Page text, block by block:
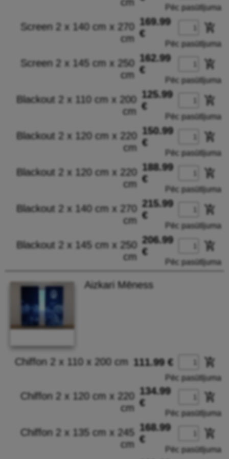
Pēc pasūtījuma
Screen 2 x 140 cm x 270
cm
169.99
€
add_shopping_cart
Pēc pasūtījuma
Screen 2 x 145 cm x 250
cm
162.99
€
add_shopping_cart
Pēc pasūtījuma
Blackout 2 x 110 cm x 200
cm
125.99
€
add_shopping_cart
Pēc pasūtījuma
Blackout 2 x 120 cm x 220
cm
150.99
€
add_shopping_cart
Pēc pasūtījuma
Blackout 2 x 120 cm x 220
cm
188.99
€
add_shopping_cart
Pēc pasūtījuma
Blackout 2 x 140 cm x 270
cm
215.99
€
add_shopping_cart
Pēc pasūtījuma
Blackout 2 x 145 cm x 250
cm
206.99
€
add_shopping_cart
Pēc pasūtījuma
Aizkari Mēness
Chiffon 2 x 110 x 200 cm 111.99 € add_shopping_cart
Pēc pasūtījuma
Chiffon 2 x 120 cm x 220
cm
134.99
€
add_shopping_cart
Pēc pasūtījuma
Chiffon 2 x 135 cm x 245
cm
168.99
€
add_shopping_cart
Pēc pasūtījuma